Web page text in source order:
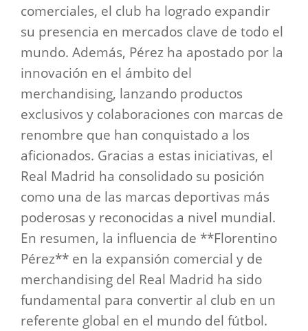
comerciales, el club ha logrado expandir
su presencia en mercados clave de todo el
mundo. Además, Pérez ha apostado por la
innovación en el ámbito del
merchandising, lanzando productos
exclusivos y colaboraciones con marcas de
renombre que han conquistado a los
aficionados. Gracias a estas iniciativas, el
Real Madrid ha consolidado su posición
como una de las marcas deportivas más
poderosas y reconocidas a nivel mundial.
En resumen, la influencia de **Florentino
Pérez** en la expansión comercial y de
merchandising del Real Madrid ha sido
fundamental para convertir al club en un
referente global en el mundo del fútbol.